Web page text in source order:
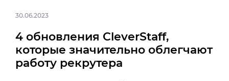
30.06.2023
4 обновления CleverStaff,
которые значительно облегчают
работу рекрутера